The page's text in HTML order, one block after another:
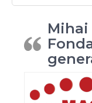
Mihai